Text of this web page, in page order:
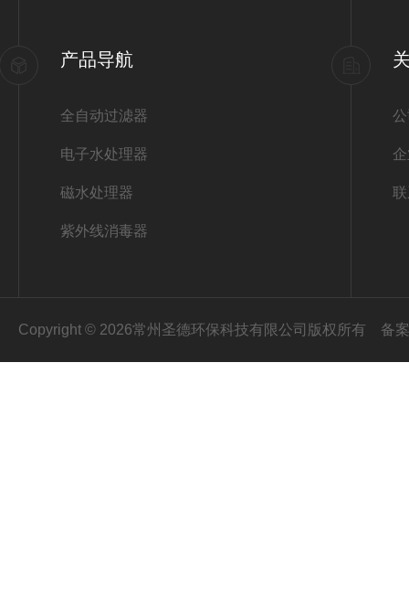
产品导航
全自动过滤器
电子水处理器
磁水处理器
紫外线消毒器
Copyright © 2026常州圣德环保科技有限公司版权所有 备